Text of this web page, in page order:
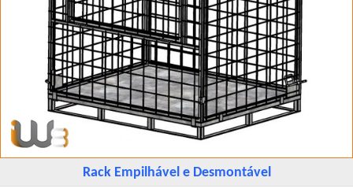
Rack Empilhável e Desmontável